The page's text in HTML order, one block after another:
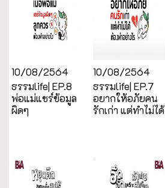
10/08/2564
ธรรมlife| EP.8
พ่อแม่แชร์ข้อมูล
ผิดๆ
10/08/2564
ธรรมlife| EP.7
อยากให้อภัยคน
รักเก่า แต่ทำไม่ได้